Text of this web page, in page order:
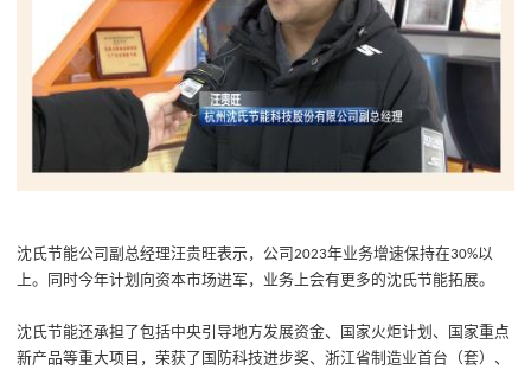
沈氏节能公司副总经理汪贵旺表示 ， 公司2023年业务增速保持在30%以
上。
同时今年计划向资本市场进军，业务上会有更多的沈氏节能拓展。
沈氏节能还承担了包括中央引导地方发展资金、国家火炬计划、国家重点
新产品等重大项目，荣获了国防科技进步奖、浙江省制造业首台（套）、